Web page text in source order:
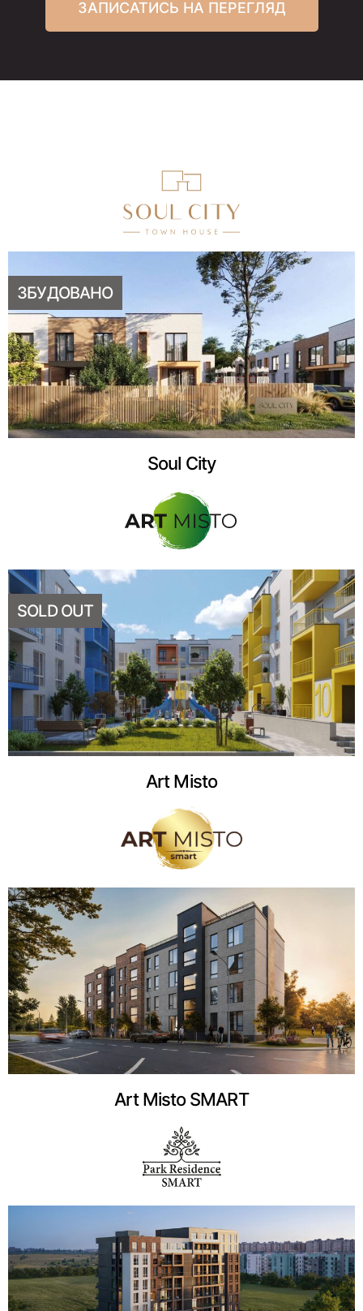
ЗАПИСАТИСЬ НА ПЕРЕГЛЯД
ЗБУДОВАНО
Soul City
SOLD OUT
Art Misto
Art Misto SMART